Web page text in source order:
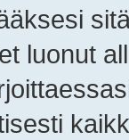
luonut